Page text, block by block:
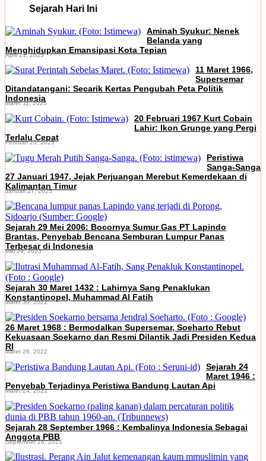
Sejarah Hari Ini
Aminah Syukur: Nenek
Belanda yang
Menghidupkan Emansipasi Kota Tepian
April 21, 2025
11 Maret 1966,
Supersemar
Ditandatangani: Secarik Kertas Pengubah Peta Politik
Indonesia
Maret 11, 2025
20 Februari 1967 Kurt Cobain
Lahir: Ikon Grunge yang Pergi
Terlalu Cepat
Februari 20, 2025
Peristiwa
Sanga-Sanga
27 Januari 1947, Jejak Perjuangan Merebut Kemerdekaan di
Kalimantan Timur
Januari 27, 2025
Sejarah 29 Mei 2006: Bocornya Sumur Gas PT Lapindo
Brantas, Penyebab Bencana Semburan Lumpur Panas
Terbesar di Indonesia
Mei 29, 2023
Sejarah 30 Maret 1432 : Lahirnya Sang Penaklukan
Konstantinopel, Muhammad Al Fatih
Maret 30, 2022
26 Maret 1968 : Bermodalkan Supersemar, Soeharto Rebut
Kekuasaan Soekarno dan Resmi Dilantik Jadi Presiden Kedua
RI
Maret 26, 2022
Sejarah 24
Maret 1946 :
Penyebab Terjadinya Peristiwa Bandung Lautan Api
Maret 24, 2022
Sejarah 28 September 1966 : Kembalinya Indonesia Sebagai
Anggota PBB
September 28, 2021